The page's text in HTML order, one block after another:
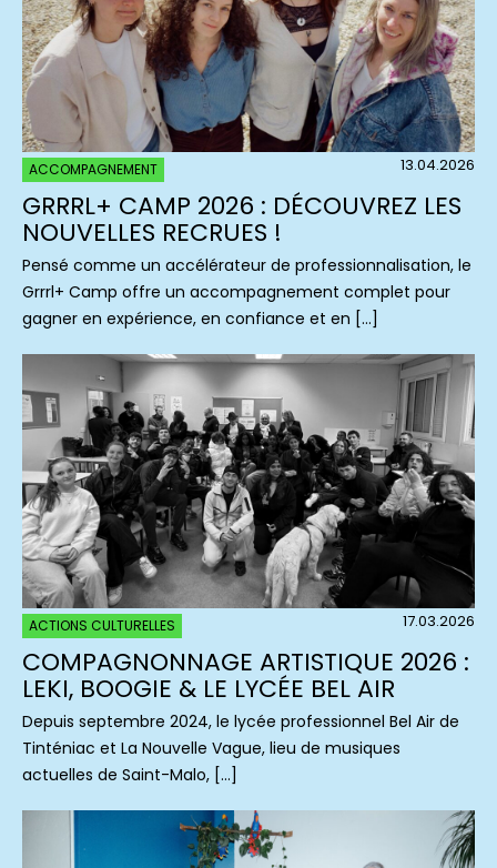
ACCOMPAGNEMENT 13.04.2026
GRRRL+ CAMP 2026 : DÉCOUVREZ LES
NOUVELLES RECRUES !
Pensé comme un accélérateur de professionnalisation, le
Grrrl+ Camp offre un accompagnement complet pour
gagner en expérience, en confiance et en […]
ACTIONS CULTURELLES 17.03.2026
COMPAGNONNAGE ARTISTIQUE 2026 :
LEKI, BOOGIE & LE LYCÉE BEL AIR
Depuis septembre 2024, le lycée professionnel Bel Air de
Tinténiac et La Nouvelle Vague, lieu de musiques
actuelles de Saint-Malo, […]